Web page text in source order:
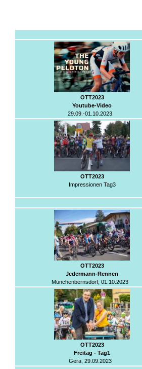
OTT2023
Youtube-Video
29.09.-01.10.2023
OTT2023
Impressionen Tag3
OTT2023
Jedermann-Rennen
Münchenbernsdorf, 01.10.2023
OTT2023
Freitag - Tag1
Gera, 29.09.2023